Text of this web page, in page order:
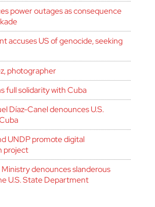
power outages as consequence
accuses US of genocide, seeking
photographer
full solidarity with Cuba
Díaz-Canel denounces U.S.
UNDP promote digital
project
Ministry denounces slanderous
U.S. State Department